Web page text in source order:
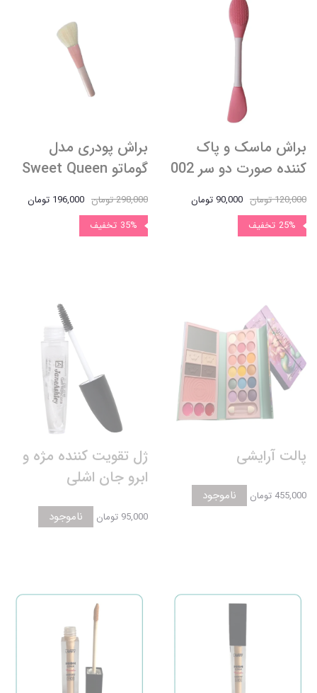
براش ماسک و پاک
کننده صورت دو سر 002
120,000 تومان
90,000 تومان
25% تخفیف
براش پودری مدل
گوماتو Sweet Queen
298,000 تومان
196,000 تومان
35% تخفیف
پالت آرایشی
455,000 تومان ناموجود
ژل تقویت کننده مژه و
ابرو جان اشلی
95,000 تومان ناموجود